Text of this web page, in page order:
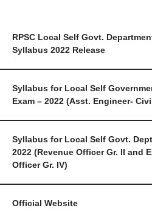
RPSC Local Self Govt.
Syllabus 2022 Release
Syllabus for Local Self
Exam – 2022 (Asst. Engineer-
Syllabus for Local Self Govt.
2022 (Revenue Officer Gr. II and
Officer Gr. IV)
Official Website